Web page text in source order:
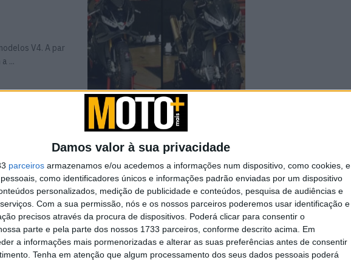
Damos valor à sua privacidade
parceiros armazenamos e/ou acedemos a informações num dispositivo, como cookies, e
como identificadores únicos e informações padrão enviadas por um dispositivo
personalizados, medição de publicidade e conteúdos, pesquisa de audiências e
Com a sua permissão, nós e os nossos parceiros poderemos usar identificação e
precisos através da procura de dispositivos. Poderá clicar para consentir o
parte e pela parte dos nossos 1733 parceiros, conforme descrito acima. Em
a informações mais pormenorizadas e alterar as suas preferências antes de consentir
Tenha em atenção que algum processamento dos seus dados pessoais poderá
V4. A par
...
e
ao gosto
a